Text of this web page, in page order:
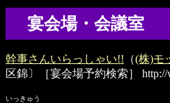
宴会場・会議室
幹事さんいらっしゃい!! （(株)モ
区錦〕［宴会場予約検索］
http://
いっきゅう